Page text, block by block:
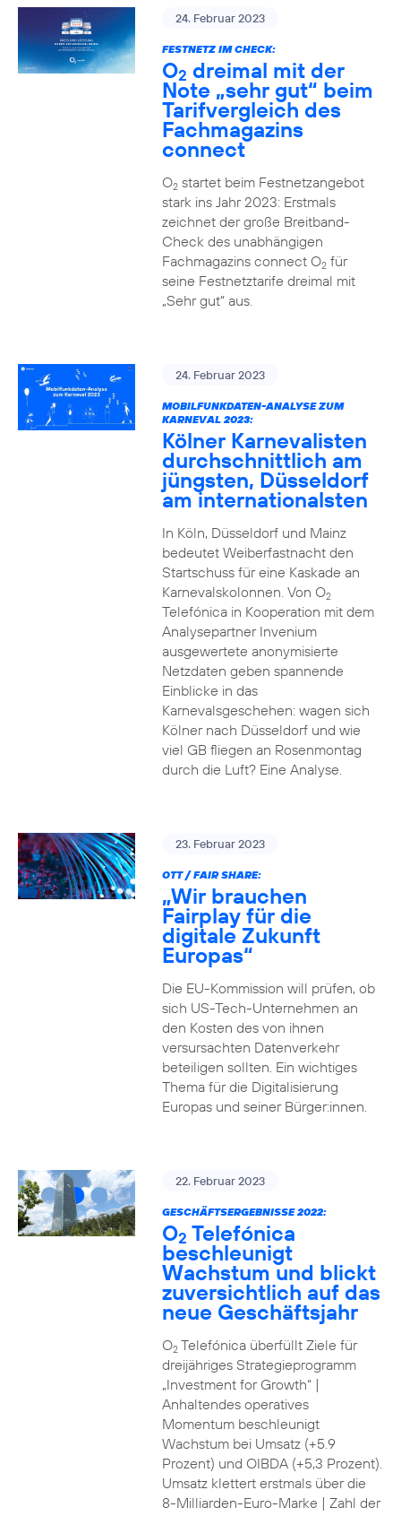
24. Februar 2023
FESTNETZ IM CHECK:
O2 dreimal mit der
Note „sehr gut“ beim
Tarifvergleich des
Fachmagazins
connect
O2startet beim Festnetzangebot
stark ins Jahr 2023: Erstmals
zeichnet der große Breitband-
Check des unabhängigen
Fachmagazins connect O2für
seine Festnetztarife dreimal mit
„Sehr gut“ aus.
24. Februar 2023
MOBILFUNKDATEN-ANALYSE ZUM
KARNEVAL 2023:
Kölner Karnevalisten
durchschnittlich am
jüngsten, Düsseldorf
am internationalsten
In Köln, Düsseldorf und Mainz
bedeutet Weiberfastnacht den
Startschuss für eine Kaskade an
Karnevalskolonnen. Von O2
Telefónica in Kooperation mit dem
Analysepartner Invenium
ausgewertete anonymisierte
Netzdaten geben spannende
Einblicke in das
Karnevalsgeschehen: wagen sich
Kölner nach Düsseldorf und wie
viel GB fliegen an Rosenmontag
durch die Luft? Eine Analyse.
23. Februar 2023
OTT / FAIR SHARE:
„Wir brauchen
Fairplay für die
digitale Zukunft
Europas“
Die EU-Kommission will prüfen, ob
sich US-Tech-Unternehmen an
den Kosten des von ihnen
versursachten Datenverkehr
beteiligen sollten. Ein wichtiges
Thema für die Digitalisierung
Europas und seiner Bürger:innen.
22. Februar 2023
GESCHÄFTSERGEBNISSE 2022:
O2 Telefónica
beschleunigt
Wachstum und blickt
zuversichtlich auf das
neue Geschäftsjahr
O2Telefónica überfüllt Ziele für
dreijähriges Strategieprogramm
„Investment for Growth“ |
Anhaltendes operatives
Momentum beschleunigt
Wachstum bei Umsatz (+5.9
Prozent) und OIBDA (+5,3 Prozent).
Umsatz klettert erstmals über die
8-Milliarden-Euro-Marke | Zahl der